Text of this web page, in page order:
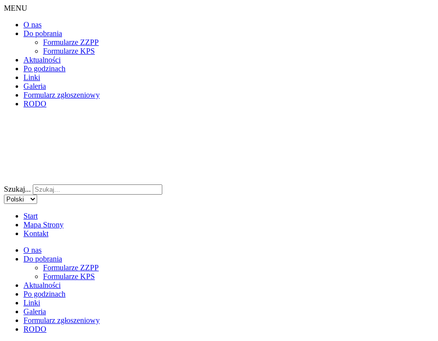
MENU
O nas
Do pobrania
Formularze ZZPP
Formularze KPS
Aktualności
Po godzinach
Linki
Galeria
Formularz zgłoszeniowy
RODO
Szukaj...
Start
Mapa Strony
Kontakt
O nas
Do pobrania
Formularze ZZPP
Formularze KPS
Aktualności
Po godzinach
Linki
Galeria
Formularz zgłoszeniowy
RODO